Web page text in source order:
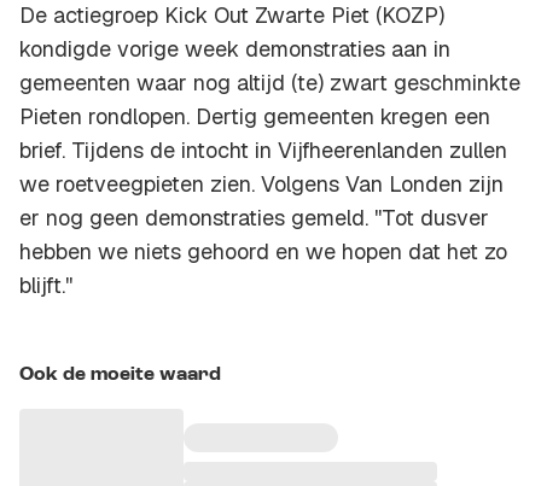
De actiegroep Kick Out Zwarte Piet (KOZP)
kondigde vorige week demonstraties aan in
gemeenten waar nog altijd (te) zwart geschminkte
Pieten rondlopen. Dertig gemeenten kregen een
brief. Tijdens de intocht in Vijfheerenlanden zullen
we roetveegpieten zien. Volgens Van Londen zijn
er nog geen demonstraties gemeld. ''Tot dusver
hebben we niets gehoord en we hopen dat het zo
blijft.''
Ook de moeite waard